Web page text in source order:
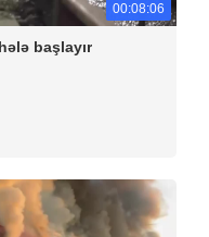
00:08:06
başlayır